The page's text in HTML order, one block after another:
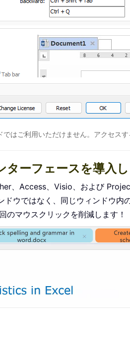
はご利用いただけません。アクセス
ターフェースを導入
、Access、Visio、および
ドウではなく、同じウィンドウ内
のマウスクリックを削減します！